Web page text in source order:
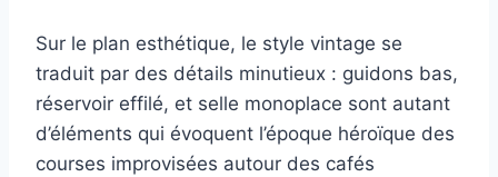
Sur le plan esthétique, le style vintage se
traduit par des détails minutieux : guidons bas,
réservoir effilé, et selle monoplace sont autant
d’éléments qui évoquent l’époque héroïque des
courses improvisées autour des cafés